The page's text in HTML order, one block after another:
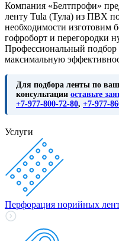
Компания «Белтпрофи»
ленту Tula (Тула) из ПВХ
необходимости изготовим
гофроборт и перегородки
Профессиональный подбор
максимальную
Для подбора ленты по
консультации оставьте
+7-977-800-72-80, +7-977-
Услуги
Перфорация норийных